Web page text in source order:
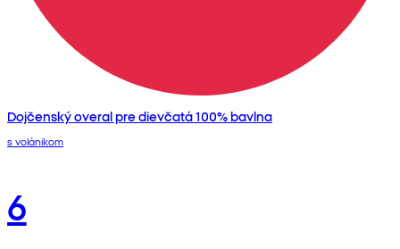
Dojčenský overal pre dievčatá 100% bavlna
s volánikom
6